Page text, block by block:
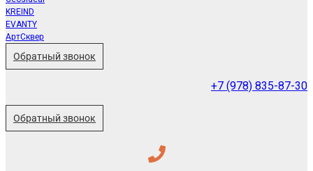
KREIND
EVANTY
АртСквер
Обратный звонок
+7 (978) 835-87-30
Обратный звонок